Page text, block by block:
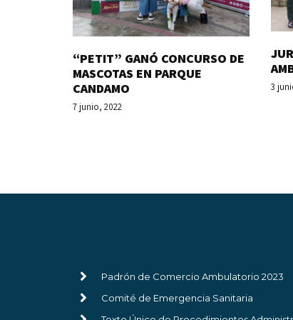
“PETIT” GANÓ CONCURSO DE
MASCOTAS EN PARQUE
CANDAMO
7 junio, 2022
3
Padrón de Comercio Ambulatorio 2023
Comité de Emergencia Sanitaria